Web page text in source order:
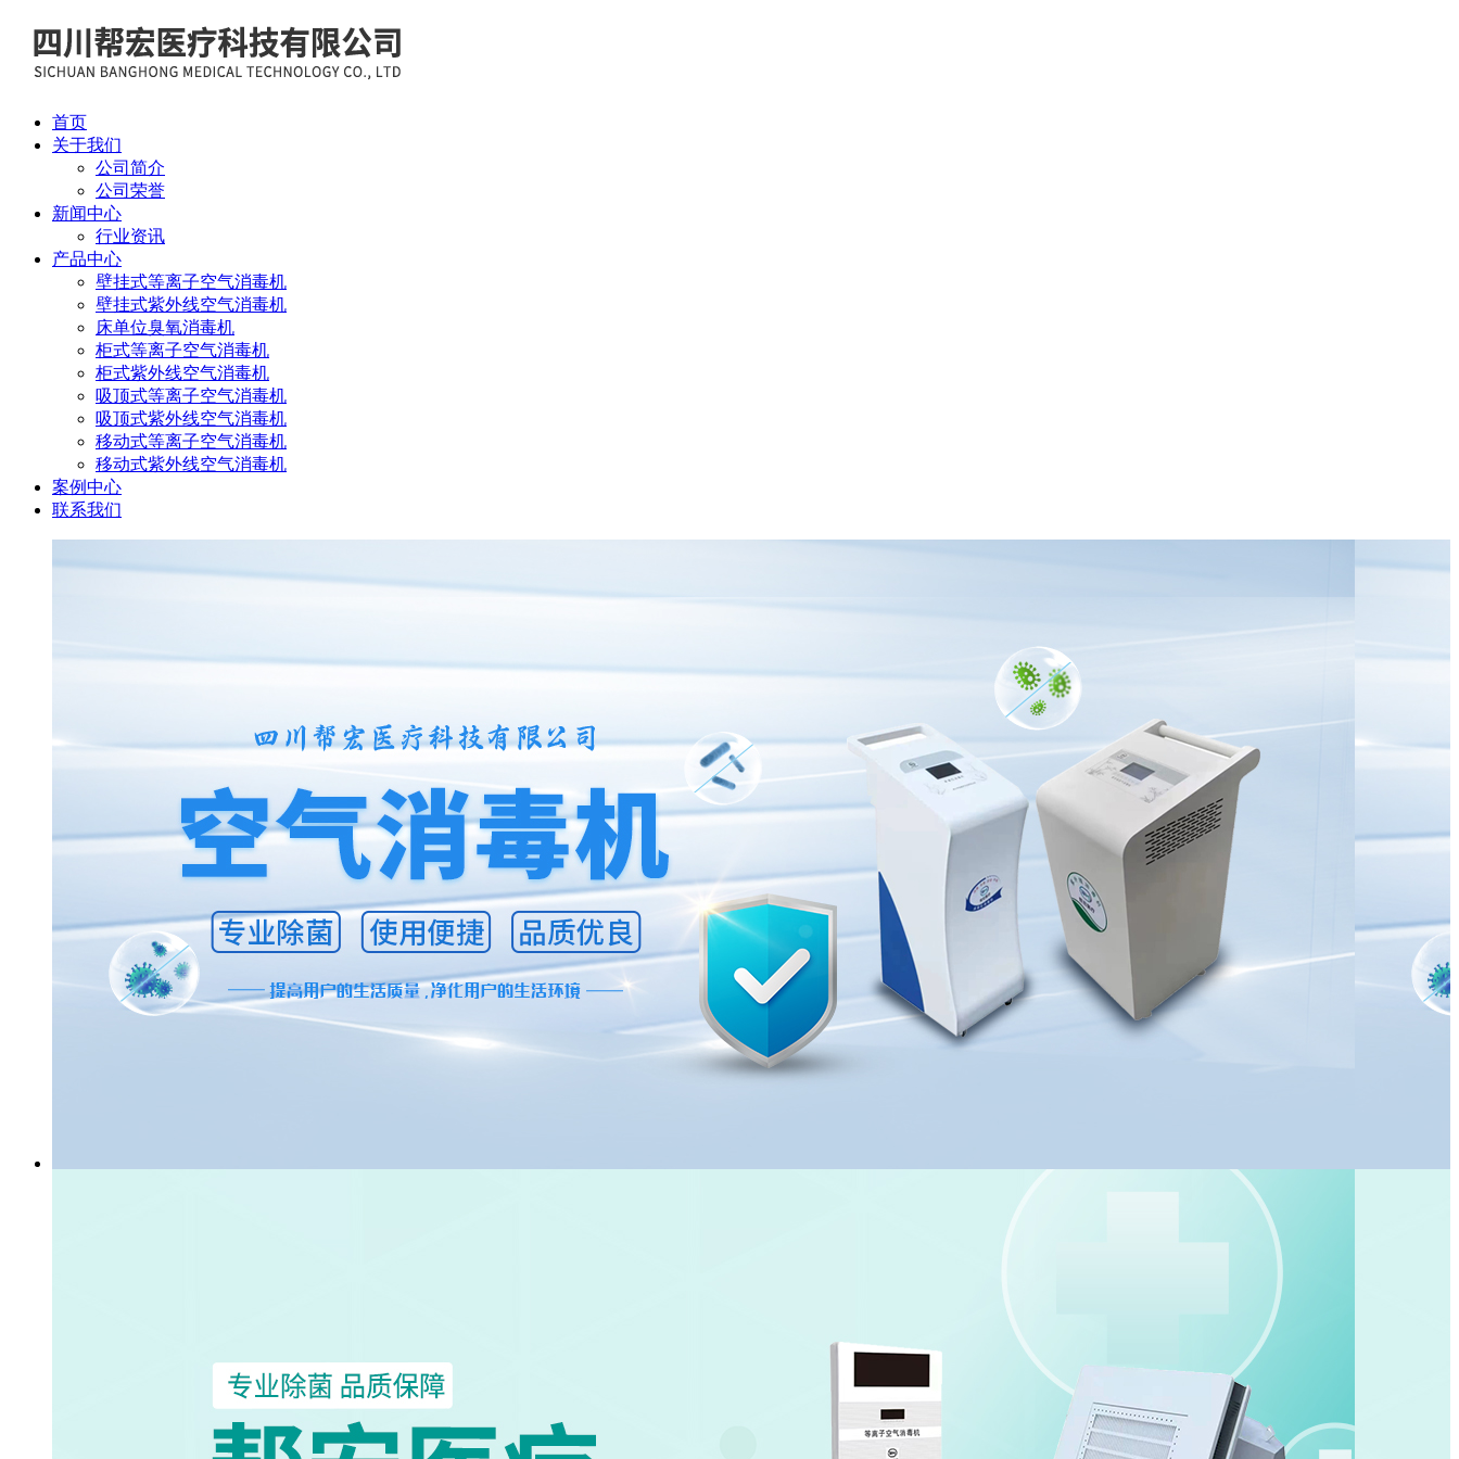
首页
关于我们
公司简介
公司荣誉
新闻中心
行业资讯
产品中心
壁挂式等离子空气消毒机
壁挂式紫外线空气消毒机
床单位臭氧消毒机
柜式等离子空气消毒机
柜式紫外线空气消毒机
吸顶式等离子空气消毒机
吸顶式紫外线空气消毒机
移动式等离子空气消毒机
移动式紫外线空气消毒机
案例中心
联系我们